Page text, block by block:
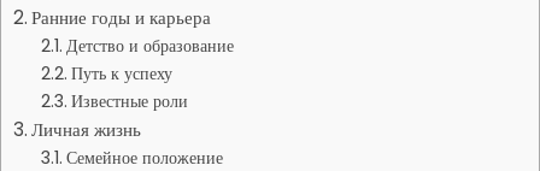
Ранние годы и карьера
Детство и образование
Путь к успеху
Известные роли
Личная жизнь
Семейное положение